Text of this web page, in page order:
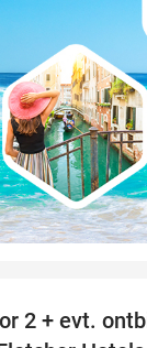
2 + evt.